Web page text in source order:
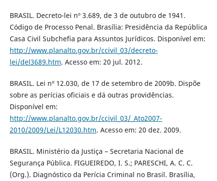
BRASIL. Decreto-lei nº 3.689, de 3 de outubro de 1941.
Código de Processo Penal. Brasília: Presidência da República
Casa Civil Subchefia para Assuntos Jurídicos. Disponível em:
http://www.planalto.gov.br/ccivil_03/decreto-
lei/del3689.htm. Acesso em: 20 jul. 2012.
BRASIL. Lei nº 12.030, de 17 de setembro de 2009b. Dispõe
sobre as perícias oficiais e dá outras providências.
Disponível em:
http://www.planalto.gov.br/ccivil_03/_Ato2007-
2010/2009/Lei/L12030.htm. Acesso em: 20 dez. 2009.
BRASIL. Ministério da Justiça – Secretaria Nacional de
Segurança Pública. FIGUEIREDO, I. S.; PARESCHI, A. C. C.
(Org.). Diagnóstico da Perícia Criminal no Brasil. Brasília,